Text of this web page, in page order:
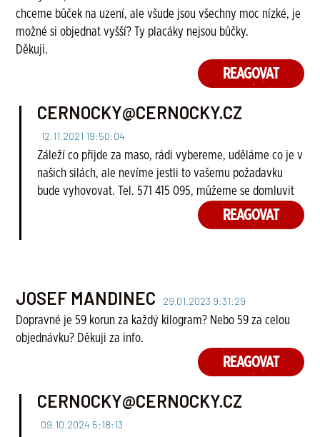
chceme bůček na uzení, ale všude jsou všechny moc nízké, je
možné si objednat vyšší? Ty placáky nejsou bůčky.
Děkuji.
REAGOVAT
CERNOCKY@CERNOCKY.CZ
12.11.2021 19:50:04
Záleží co přijde za maso, rádi vybereme, uděláme co je v
našich silách, ale nevíme jestli to vašemu požadavku
bude vyhovovat. Tel. 571 415 095, můžeme se domluvit
REAGOVAT
JOSEF MANDINEC 29.01.2023 9:31:29
Dopravné je 59 korun za každý kilogram? Nebo 59 za celou
objednávku? Děkuji za info.
REAGOVAT
CERNOCKY@CERNOCKY.CZ
09.10.2024 5:18:13